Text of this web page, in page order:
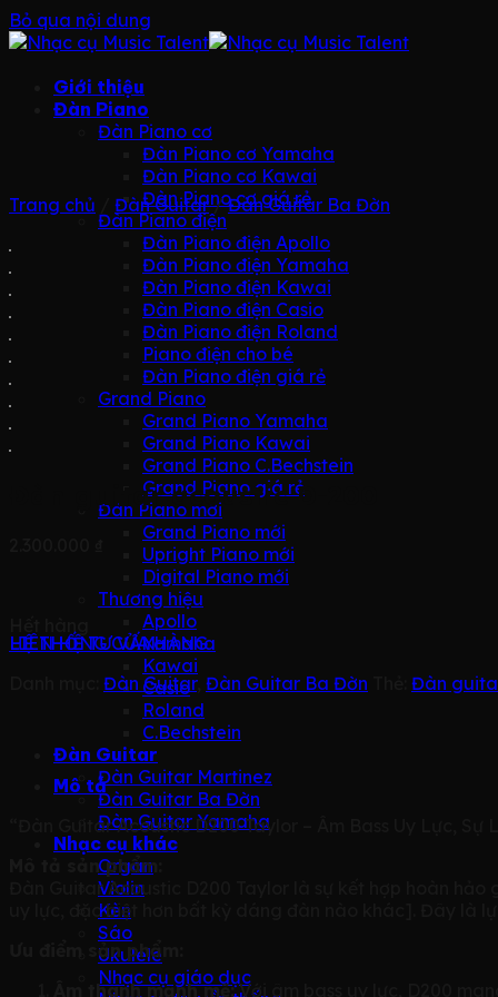
Bỏ qua nội dung
Giới thiệu
Đàn Piano
Đàn Piano cơ
Đàn Piano cơ Yamaha
Đàn Piano cơ Kawai
Đàn Piano cơ giá rẻ
Đàn Piano điện
Đàn Piano điện Apollo
Đàn Piano điện Yamaha
Đàn Piano điện Kawai
Đàn Piano điện Casio
Đàn Piano điện Roland
Piano điện cho bé
Đàn Piano điện giá rẻ
Grand Piano
Grand Piano Yamaha
Grand Piano Kawai
Grand Piano C.Bechstein
Grand Piano giá rẻ
Đàn Piano mới
Grand Piano mới
Upright Piano mới
Digital Piano mới
Thương hiệu
Apollo
Yamaha
Kawai
Casio
Roland
C.Bechstein
Đàn Guitar
Đàn Guitar Martinez
Đàn Guitar Ba Đờn
Đàn Guitar Yamaha
Nhạc cụ khác
Organ
Violin
Kèn
Sáo
Ukulele
Nhạc cụ giáo dục
Trang chủ Đàn Guitar / Đàn Guitar Ba Đờn
Đàn guitar acoustic D-200
LIÊN HỆ TƯ VẤN
HỆ THỐNG CỬA HÀNG
Đàn Guitar, Đàn Guitar Ba Đờn Đàn
Mô tả
“Đàn Guitar Acoustic D200 Taylor – Âm Bass Uy Lực, Sự
Mô tả sản phẩm:
Đàn Guitar Acoustic D200 Taylor là sự kết hợp hoàn
uy lực, đặc biệt hơn bất kỳ dáng đàn nào khác]. Đây là
Ưu điểm sản phẩm:
Âm thanh mạnh mẽ:Với âm bass uy lực, D200